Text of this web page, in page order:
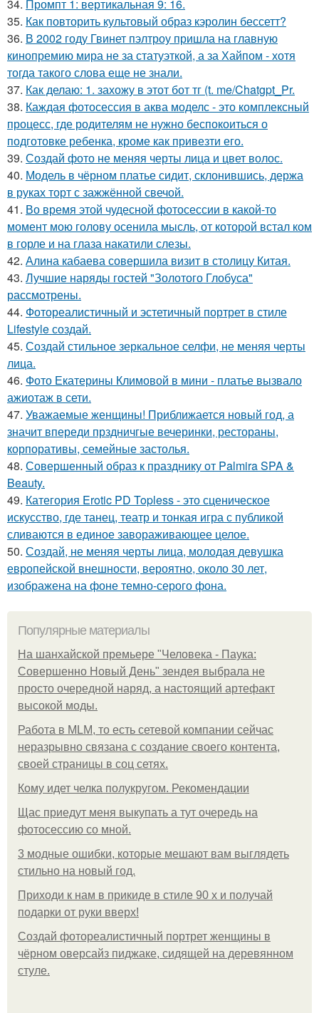
34. Промпт 1: вертикальная 9: 16.
35. Как повторить культовый образ кэролин бессетт?
36. В 2002 году Гвинет пэлтроу пришла на главную
кинопремию мира не за статуэткой, а за Хайпом - хотя
тогда такого слова еще не знали.
37. Как делаю: 1. захожу в этот бот тг (t. me/Chatgpt_Pr.
38. Каждая фотосессия в аква моделс - это комплексный
процесс, где родителям не нужно беспокоиться о
подготовке ребенка, кроме как привезти его.
39. Создай фото не меняя черты лица и цвет волос.
40. Модель в чёрном платье сидит, склонившись, держа
в руках торт с зажжённой свечой.
41. Во время этой чудесной фотосессии в какой-то
момент мою голову осенила мысль, от которой встал ком
в горле и на глаза накатили слезы.
42. Алина кабаева совершила визит в столицу Китая.
43. Лучшие наряды гостей "Золотого Глобуса"
рассмотрены.
44. Фотореалистичный и эстетичный портрет в стиле
Lifestyle создай.
45. Создай стильное зеркальное селфи, не меняя черты
лица.
46. Фото Екатерины Климовой в мини - платье вызвало
ажиотаж в сети.
47. Уважаемые женщины! Приближается новый год, а
значит впереди прздничгые вечеринки, рестораны,
корпоративы, семейные застолья.
48. Совершенный образ к празднику от Palmira SPA &
Beauty.
49. Категория Erotic PD Topless - это сценическое
искусство, где танец, театр и тонкая игра с публикой
сливаются в единое завораживающее целое.
50. Создай, не меняя черты лица, молодая девушка
европейской внешности, вероятно, около 30 лет,
изображена на фоне темно-серого фона.
Популярные материалы
На шанхайской премьере "Человека - Паука:
Совершенно Новый День" зендея выбрала не
просто очередной наряд, а настоящий артефакт
высокой моды.
Работа в MLM, то есть сетевой компании сейчас
неразрывно связана с создание своего контента,
своей страницы в соц сетях.
Кому идет челка полукругом. Рекомендации
Щас приедут меня выкупать а тут очередь на
фотосессию со мной.
3 модные ошибки, которые мешают вам выглядеть
стильно на новый год.
Приходи к нам в прикиде в стиле 90 х и получай
подарки от руки вверх!
Создай фотореалистичный портрет женщины в
чёрном оверсайз пиджаке, сидящей на деревянном
стуле.